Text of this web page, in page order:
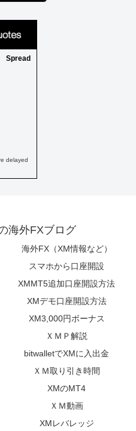
海外FXブログ
海外FX（XM情報など）
スマホから口座開設
XMMT5追加口座開設方法
XMデモ口座開設方法
XM3,000円ボーナス
ＸＭＰ解説
bitwalletでXMに入出金
ＸＭ取り引き時間
XMのMT4
ＸＭ動画
XMレバレッジ